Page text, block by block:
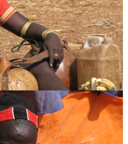
the author
a világban, mert világot járt.
alternatív világlátás.